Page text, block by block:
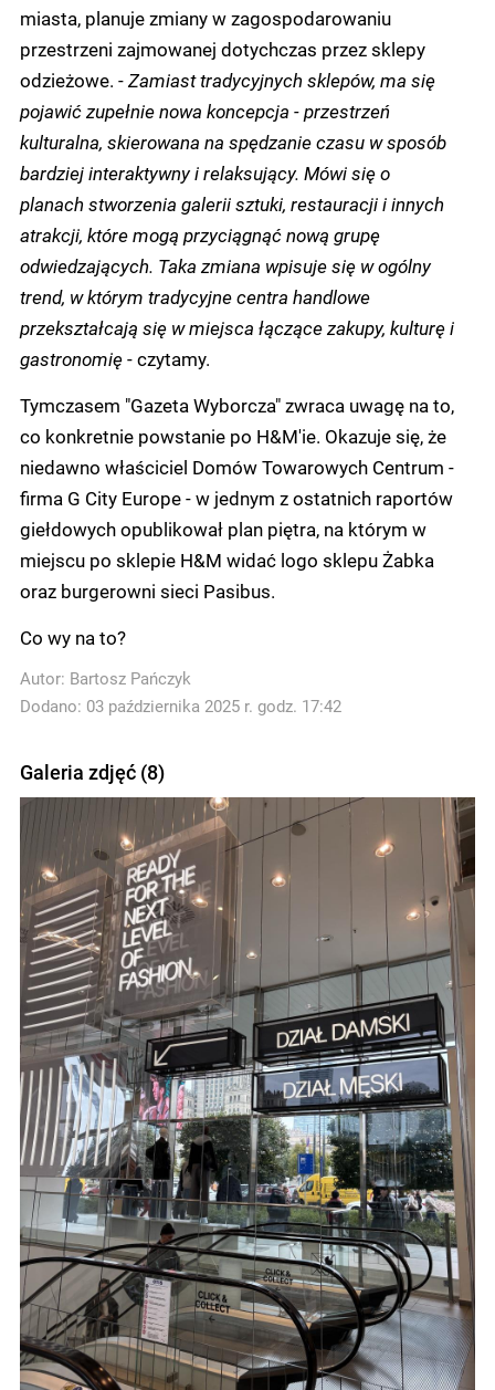
miasta, planuje zmiany w zagospodarowaniu
przestrzeni zajmowanej dotychczas przez sklepy
odzieżowe. -Zamiast tradycyjnych sklepów, ma się
pojawić zupełnie nowa koncepcja - przestrzeń
kulturalna, skierowana na spędzanie czasu w sposób
bardziej interaktywny i relaksujący. Mówi się o
planach stworzenia galerii sztuki, restauracji i innych
atrakcji, które mogą przyciągnąć nową grupę
odwiedzających. Taka zmiana wpisuje się w ogólny
trend, w którym tradycyjne centra handlowe
przekształcają się w miejsca łączące zakupy, kulturę i
gastronomię- czytamy.
Tymczasem "Gazeta Wyborcza" zwraca uwagę na to,
co konkretnie powstanie po H&M'ie. Okazuje się, że
niedawno właściciel Domów Towarowych Centrum -
firma G City Europe - w jednym z ostatnich raportów
giełdowych opublikował plan piętra, na którym w
miejscu po sklepie H&M widać logo sklepu Żabka
oraz burgerowni sieci Pasibus.
Co wy na to?
Autor: Bartosz Pańczyk
Dodano: 03 października 2025 r. godz. 17:42
Galeria zdjęć (8)